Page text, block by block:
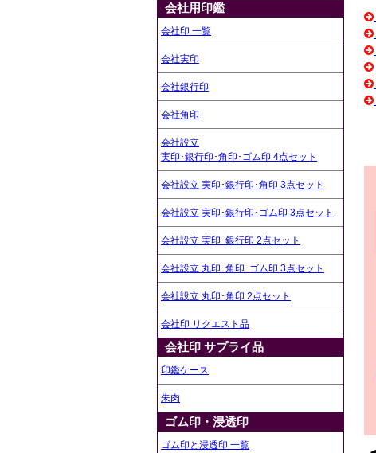
会社用印鑑
会社印 一覧
会社実印
会社銀行印
会社角印
会社設立
実印･銀行印･角印･ゴム印 4点セット
会社設立 実印･銀行印･角印 3点セット
会社設立 実印･銀行印･ゴム印 3点セット
会社設立 実印･銀行印 2点セット
会社設立 丸印･角印･ゴム印 3点セット
会社設立 丸印･角印 2点セット
会社印 リクエスト品
会社印 サプライ品
印鑑ケース
朱肉
ゴム印・浸透印
ゴム印と浸透印 一覧